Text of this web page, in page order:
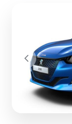
Previous